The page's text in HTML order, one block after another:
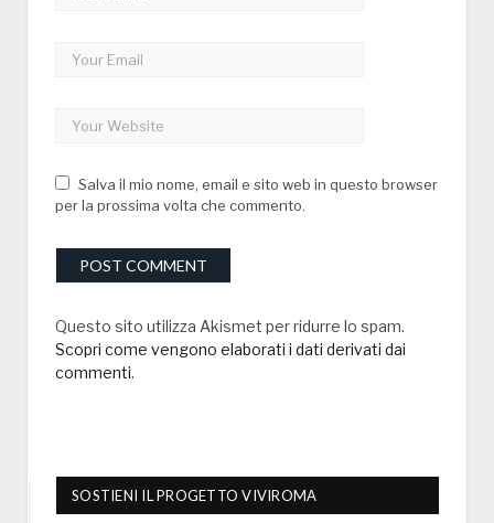
Salva il mio nome, email e sito web in questo browser
per la prossima volta che commento.
Questo sito utilizza Akismet per ridurre lo spam.
Scopri come vengono elaborati i dati derivati dai
commenti.
SOSTIENI IL PROGETTO VIVIROMA